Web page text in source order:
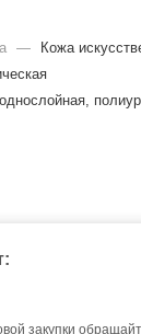
—
Кожа
закупки